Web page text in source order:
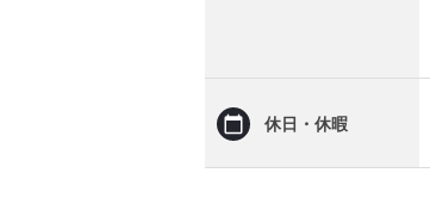
休日・休暇